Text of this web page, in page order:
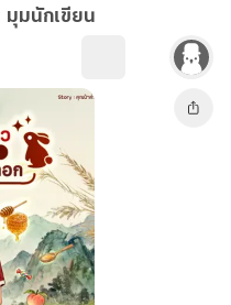
มุมนักเขียน